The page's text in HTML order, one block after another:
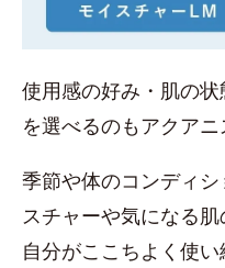
使用感の好み・肌の
を選べるのもアクア
季節や体のコンディ
スチャーや気になる肌
自分がここちよく使